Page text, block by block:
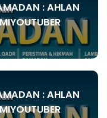
: AHLAN
: AHLAN